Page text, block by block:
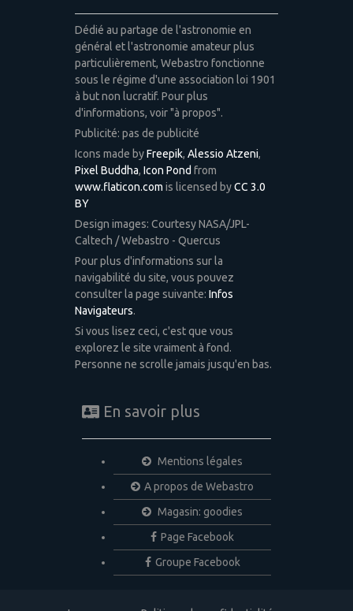
Dédié au partage de l'astronomie en
général et l'astronomie amateur plus
particulièrement, Webastro fonctionne
sous le régime d'une association loi 1901
à but non lucratif. Pour plus
d'informations, voir "à propos".
Publicité: pas de publicité
Icons made byFreepik, Alessio Atzeni,
Pixel Buddha, Icon Pond from
www.flaticon.com is licensed byCC 3.0
BY
Design images: Courtesy NASA/JPL-
Caltech / Webastro - Quercus
Pour plus d'informations sur la
navigabilité du site, vous pouvez
consulter la page suivante: Infos
Navigateurs.
Si vous lisez ceci, c'est que vous
explorez le site vraiment à fond.
Personne ne scrolle jamais jusqu'en bas.
En savoir plus
Mentions légales
A propos de Webastro
Magasin: goodies
Page Facebook
Groupe Facebook